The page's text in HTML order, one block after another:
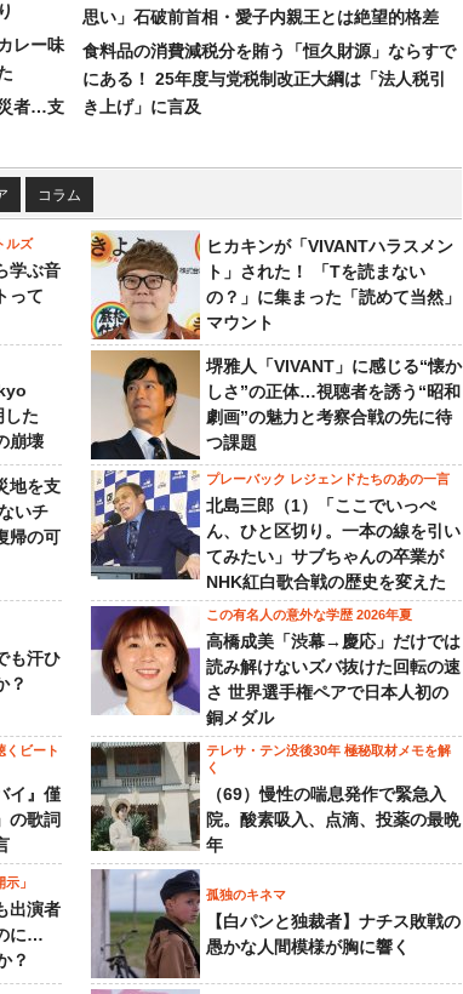
レー味
災者…支
思い」石破前首相・愛子内親王とは絶望的格差
食料品の消費減税分を賄う「恒久財源」ならすで
にある！ 25年度与党税制改正大綱は「法人税引
き上げ」に言及
コラム
ルズ
学ぶ音
って
ヒカキンが「VIVANTハラスメン
ト」された！ 「Tを読まない
の？」に集まった「読めて当然」
マウント
た
崩壊
堺雅人「VIVANT」に感じる“懐か
しさ”の正体…視聴者を誘う“昭和
劇画”の魅力と考察合戦の先に待
つ課題
地を支
いチ
帰の可
プレーバック レジェンドたちのあの一言
北島三郎（1）「ここでいっぺ
ん、ひと区切り。一本の線を引い
てみたい」サブちゃんの卒業が
NHK紅白歌合戦の歴史を変えた
も汗ひ
？
この有名人の意外な学歴 2026年夏
高橋成美「渋幕→慶応」だけでは
読み解けないズバ抜けた回転の速
さ 世界選手権ペアで日本人初の
銅メダル
くビート
イ』僅
の歌詞
テレサ・テン没後30年 極秘取材メモを解
く
（69）慢性の喘息発作で緊急入
院。酸素吸入、点滴、投薬の最晩
年
」
出演者
に…
？
孤独のキネマ
【白パンと独裁者】ナチス敗戦の
愚かな人間模様が胸に響く